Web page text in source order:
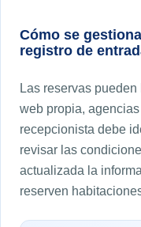
Cómo se
registro de
Las reservas
web propia,
recepcionista debe
revisar las
actualizada la
reserven